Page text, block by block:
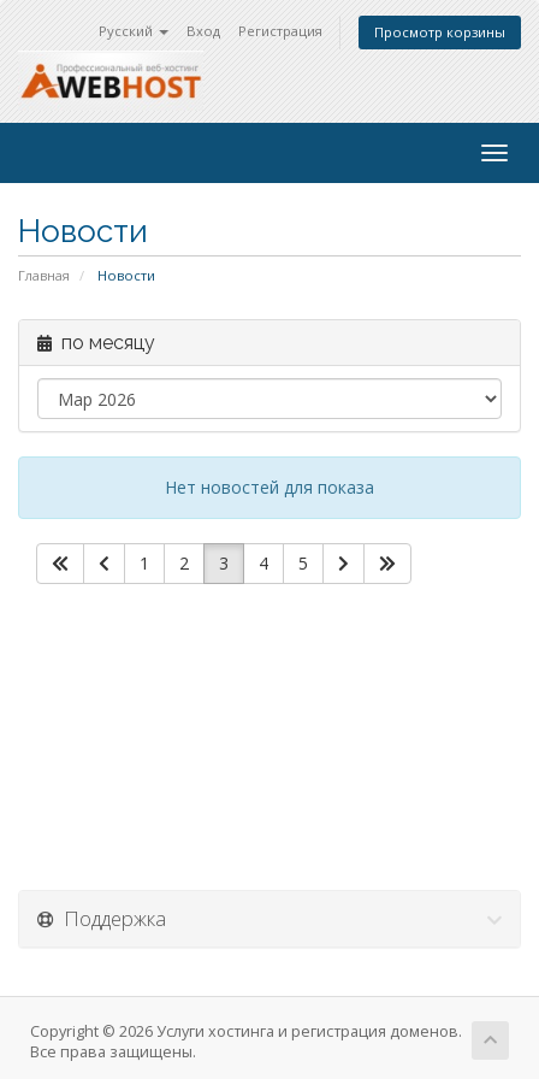
Русский Вход Регистрация Просмотр корзины
Новости
Главная Новости
по месяцу
Нет новостей для показа
1 2 3 4 5
Поддержка
Copyright © 2026 Услуги хостинга и регистрация доменов.
Все права защищены.